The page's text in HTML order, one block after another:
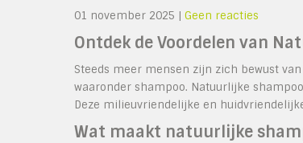
01 november 2025 | Geen reacties
Ontdek de Voordelen van
Steeds meer mensen zijn zich bewust
waaronder shampoo. Natuurlijke
Deze milieuvriendelijke en
Wat maakt natuurlijke